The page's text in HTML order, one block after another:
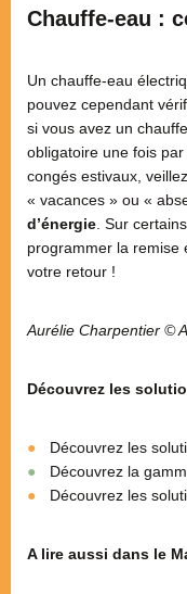
Chauffe-eau :
Un chauffe-eau
pouvez cependant
si vous avez un
obligatoire une fois
congés estivaux,
« vacances » ou «
d’énergie. Sur
programmer la remise
votre retour !
Aurélie Charpentier ©
Découvrez les
Découvrez les
Découvrez la
Découvrez les
A lire aussi dans le